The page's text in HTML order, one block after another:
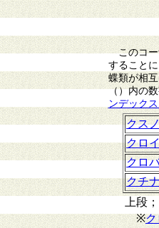
このコー
すること
蝶類が相
（）内の
ンデックス
クス
クロ
クロ
クチ
上段
※